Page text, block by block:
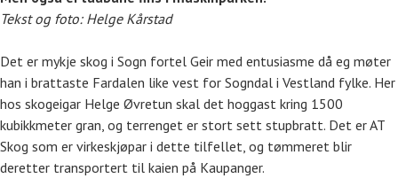
Tekst og foto: Helge Kårstad
Det er mykje skog i Sogn fortel Geir med entusiasme då eg møter
han i brattaste Fardalen like vest for Sogndal i Vestland fylke. Her
hos skogeigar Helge Øvretun skal det hoggast kring 1500
kubikkmeter gran, og terrenget er stort sett stupbratt. Det er AT
Skog som er virkeskjøpar i dette tilfellet, og tømmeret blir
deretter transportert til kaien på Kaupanger.